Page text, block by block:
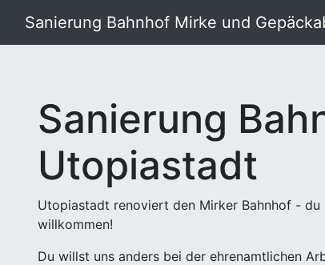
Sanierung Bahnhof Mirke und
Sanierung
Utopiastadt
Utopiastadt renoviert den Mirker Bahnhof -
willkommen!
Du willst uns anders bei der ehrenamtlichen